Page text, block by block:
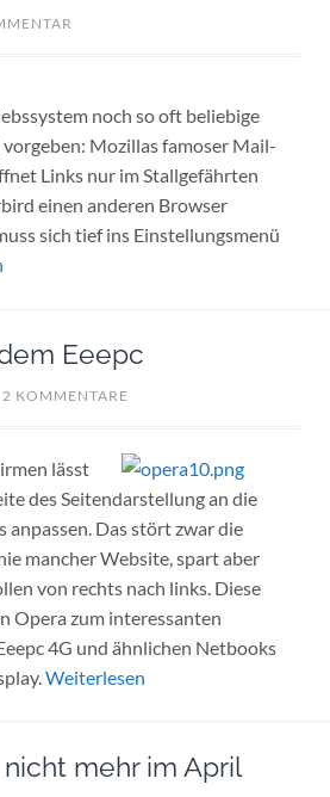
noch so oft beliebige
Mozillas famoser Mail-
Links nur im Stallgefährten
einen anderen Browser
sich tief ins Einstellungsmenü
Eeepc
2 KOMMENTARE
lässt
des Seitendarstellung an die
anpassen. Das stört zwar die
mancher Website, spart aber
von rechts nach links. Diese
Opera zum interessanten
4G und ähnlichen Netbooks
Weiterlesen
nicht mehr im April